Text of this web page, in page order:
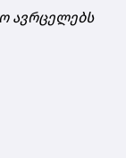
ავრცელებს